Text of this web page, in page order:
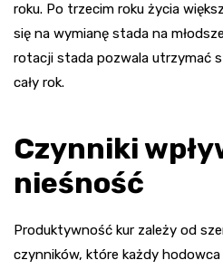
roku. Po trzecim roku życia
się na wymianę stada na
rotacji stada pozwala utrzymać
cały rok.
Czynniki
nieśność
Produktywność kur zależy od
czynników, które każdy